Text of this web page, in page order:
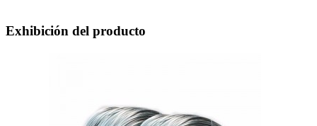
Exhibición del producto